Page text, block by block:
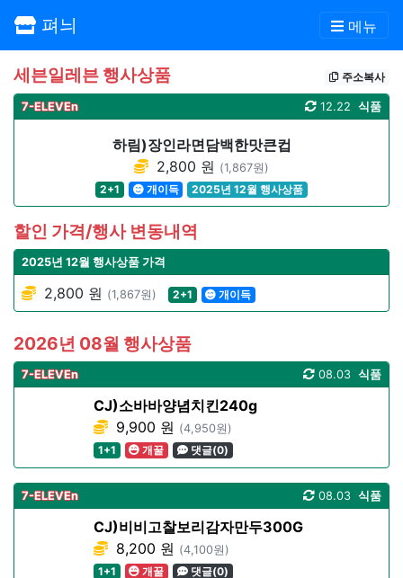
펴늬 메뉴
세븐일레븐 행사상품 주소복사
7-ELEVEn 식품
12.22
하림)장인라면담백한맛큰컵
2,800 원 (1,867원)
2+1
개이득 2025년 12월 행사상품
할인 가격/행사 변동내역
2025년 12월 행사상품 가격
2,800 원 (1,867원) 2+1 개이득
2026년 08월 행사상품
7-ELEVEn 식품
08.03
CJ)소바바양념치킨240g
9,900 원 (4,950원)
1+1
개꿀 댓글(0)
7-ELEVEn 식품
08.03
CJ)비비고찰보리감자만두300G
8,200 원 (4,100원)
1+1
개꿀 댓글(0)